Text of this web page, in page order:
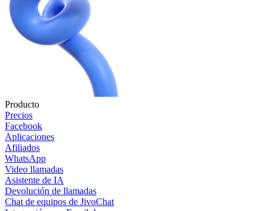
Producto
Precios
Facebook
Aplicaciones
Afiliados
WhatsApp
Video llamadas
Asistente de IA
Devolución de llamadas
Chat de equipos de JivoChat